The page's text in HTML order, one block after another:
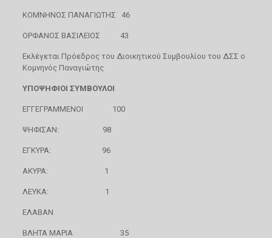
ΚΟΜΝΗΝΟΣ ΠΑΝΑΓΙΩΤΗΣ 46
ΟΡΦΑΝΟΣ ΒΑΣΙΛΕΙΟΣ 43
Εκλέγεται Πρόεδρος του Διοικητικού Συμβουλίου του ΔΣΣ ο
Κομνηνός Παναγιώτης
ΥΠΟΨΗΦΙΟΙ ΣΥΜΒΟΥΛΟΙ
ΕΓΓΕΓΡΑΜΜΕΝΟΙ 100
ΨΗΦΙΣΑΝ: 98
ΕΓΚΥΡΑ: 96
ΑΚΥΡΑ: 1
ΛΕΥΚΑ: 1
ΕΛΑΒΑΝ
ΒΛΗΤΑ ΜΑΡΙΑ 35